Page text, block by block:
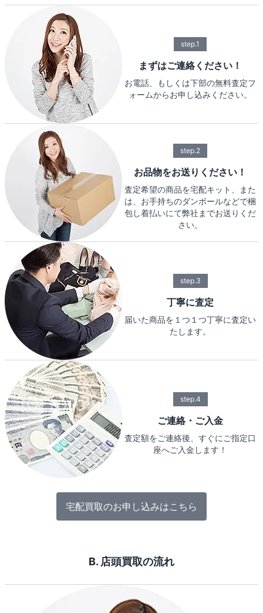
step.1
まずはご連絡ください！
お電話、もしくは下部の無料査定フ
ォームからお申し込みください。
step.2
お品物をお送りください！
査定希望の商品を宅配キット、また
は、お手持ちのダンボールなどで梱
包し着払いにて弊社までお送りくだ
さい。
step.3
丁寧に査定
届いた商品を１つ１つ丁寧に査定い
たします。
step.4
ご連絡・ご入金
査定額をご連絡後、すぐにご指定口
座へご入金します！
宅配買取のお申し込みはこちら
B. 店頭買取の流れ